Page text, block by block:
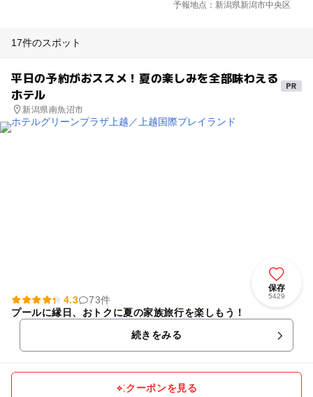
予報地点：新潟県新潟市中央区
17件のスポット
平日の予約がおススメ！夏の楽しみを全部味わえる
ホテル
新潟県南魚沼市
保存
5429
4.3
73件
プールに縁日、おトクに夏の家族旅行を楽しもう！
続きをみる
クーポンを見る